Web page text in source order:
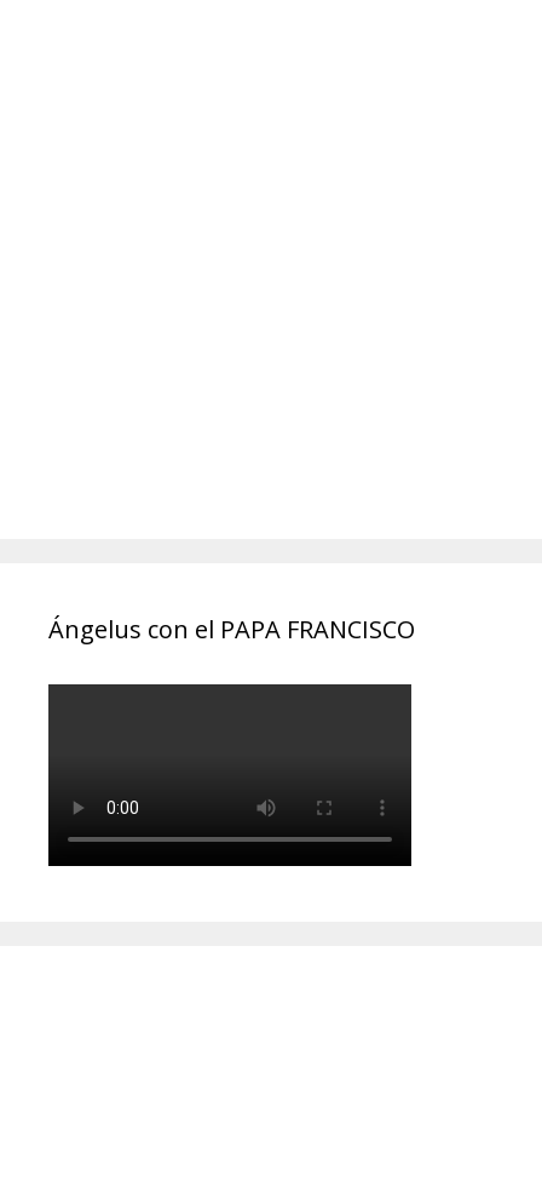
Ángelus con el PAPA FRANCISCO